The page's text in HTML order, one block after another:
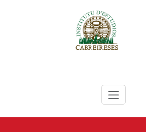
Instituto de Estudios